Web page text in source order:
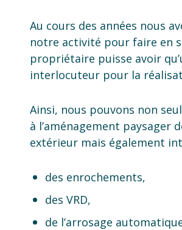
Au cours des années nous
notre activité pour faire en
propriétaire puisse avoir
interlocuteur pour la
Ainsi, nous pouvons non
à l’aménagement paysager
extérieur mais également
des enrochements,
des VRD,
de l’arrosage